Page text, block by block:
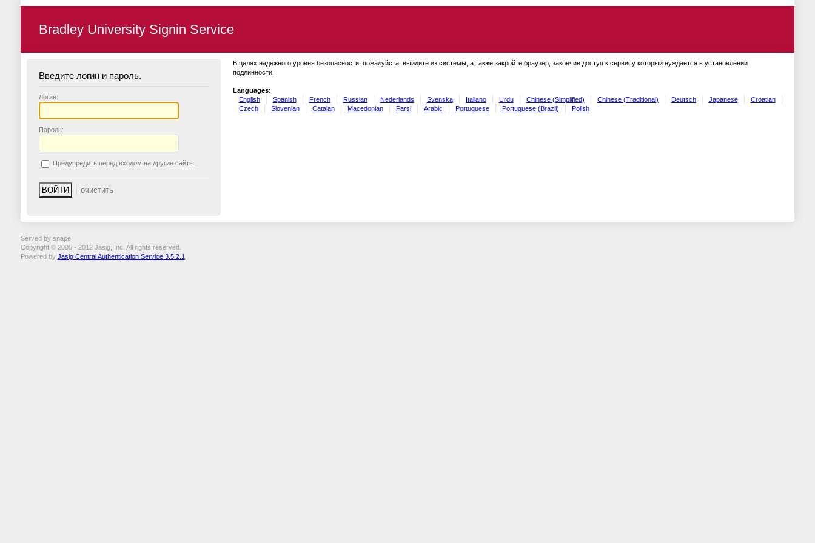
Bradley University Signin Service
Введите логин и пароль.
Логин:
Пароль:
Предупредить перед входом на другие сайты.
В целях надежного уровня безопасности, пожалуйста, выйдите из системы, а также закройте браузер, закончив доступ к сервису который нуждается в установлении
подлинности!
Languages:
English
Spanish French Russian Nederlands Svenska Italiano Urdu Chinese (Simplified) Chinese (Traditional) Deutsch Japanese
Croatian
Czech
Slovenian Catalan Macedonian Farsi Arabic Portuguese Portuguese (Brazil) Polish
Served by snape
Copyright © 2005 - 2012 Jasig, Inc. All rights reserved.
Powered by Jasig Central Authentication Service 3.5.2.1